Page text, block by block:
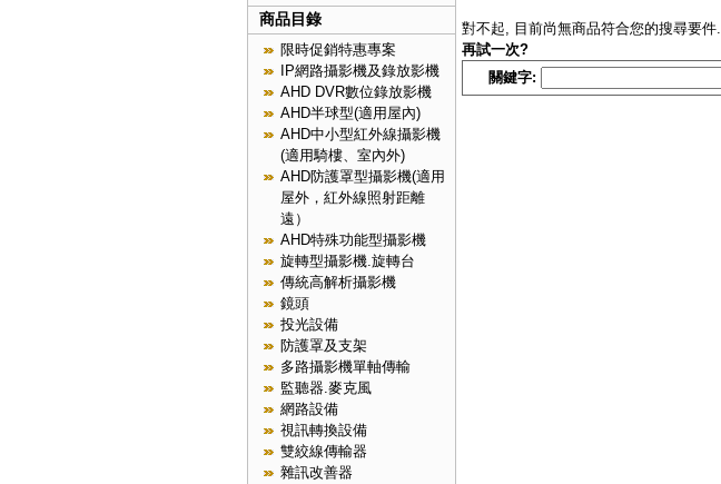
商品目錄
限時促銷特惠專案
IP網路攝影機及錄放影機
AHD DVR數位錄放影機
AHD半球型(適用屋內)
AHD中小型紅外線攝影機
(適用騎樓、室內外)
AHD防護罩型攝影機(適用
屋外，紅外線照射距離
遠）
AHD特殊功能型攝影機
旋轉型攝影機.旋轉台
傳統高解析攝影機
鏡頭
投光設備
防護罩及支架
多路攝影機單軸傳輸
監聽器.麥克風
網路設備
視訊轉換設備
雙絞線傳輸器
雜訊改善器
對不起, 目前尚無商品符合您的搜尋要件.
再試一次?
關鍵字: